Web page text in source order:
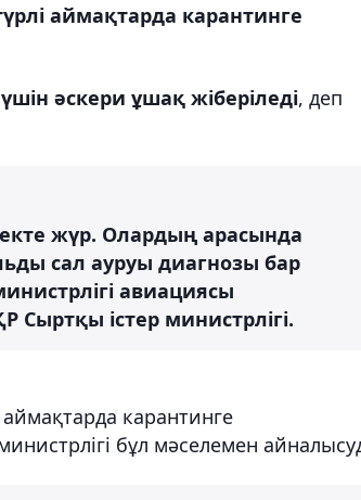
аймақтарда карантинге
әскери ұшақ жіберіледі, деп
жүр. Олардың арасында
сал ауруы диагнозы бар
авиациясы
істер министрлігі.
карантинге
бұл мәселемен